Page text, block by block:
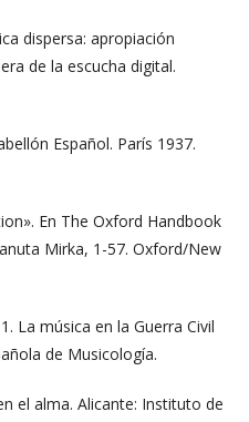
dispersa: apropiación
de la escucha digital.
Español. París 1937.
En The Oxford Handbook
Mirka, 1-57. Oxford/New
La música en la Guerra Civil
de Musicología.
el alma. Alicante: Instituto de